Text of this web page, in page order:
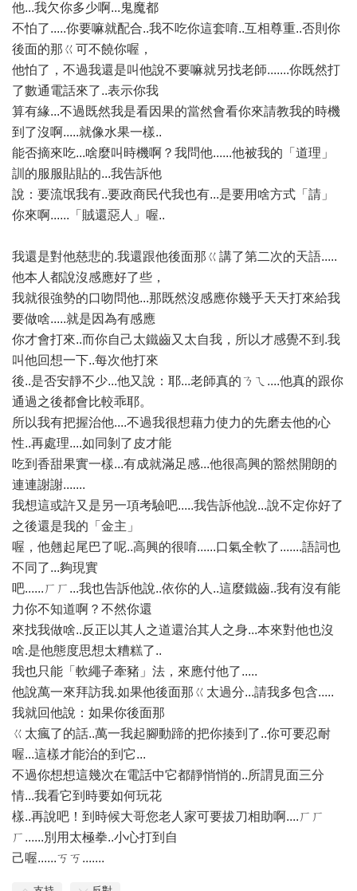
他...我欠你多少啊...鬼魔都
不怕了.....你要嘛就配合..我不吃你這套唷..互相尊重..否則你
後面的那ㄍ可不饒你喔，
他怕了，不過我還是叫他說不要嘛就另找老師.......你既然打
了數通電話來了..表示你我
算有緣...不過既然我是看因果的當然會看你來請教我的時機
到了沒啊.....就像水果一樣..
能否摘來吃...啥麼叫時機啊？我問他......他被我的「道理」
訓的服服貼貼的...我告訴他
說：要流氓我有..要政商民代我也有...是要用啥方式「請」
你來啊......「賊還惡人」喔..
我還是對他慈悲的.我還跟他後面那ㄍ講了第二次的天語.....
他本人都說沒感應好了些，
我就很強勢的口吻問他...那既然沒感應你幾乎天天打來給我
要做啥.....就是因為有感應
你才會打來..而你自己太鐵齒又太自我，所以才感覺不到.我
叫他回想一下..每次他打來
後..是否安靜不少...他又說：耶...老師真的ㄋㄟ....他真的跟你
通過之後都會比較乖耶。
所以我有把握治他....不過我很想藉力使力的先磨去他的心
性..再處理....如同剝了皮才能
吃到香甜果實一樣...有成就滿足感...他很高興的豁然開朗的
連連謝謝.......
我想這或許又是另一項考驗吧.....我告訴他說...說不定你好了
之後還是我的「金主」
喔，他翹起尾巴了呢..高興的很唷......口氣全軟了.......語詞也
不同了...夠現實
吧......ㄏㄏ...我也告訴他說..依你的人..這麼鐵齒..我有沒有能
力你不知道啊？不然你還
來找我做啥..反正以其人之道還治其人之身...本來對他也沒
啥.是他態度思想太糟糕了..
我也只能「軟繩子牽豬」法，來應付他了.....
他說萬一來拜訪我.如果他後面那ㄍ太過分...請我多包含.....
我就回他說：如果你後面那
ㄍ太瘋了的話..萬一我起腳動蹄的把你揍到了..你可要忍耐
喔...這樣才能治的到它...
不過你想想這幾次在電話中它都靜悄悄的..所謂見面三分
情...我看它到時要如何玩花
樣..再說吧！到時候大哥您老人家可要拔刀相助啊....ㄏㄏ
ㄏ......別用太極拳..小心打到自
己喔......ㄎㄎ.......